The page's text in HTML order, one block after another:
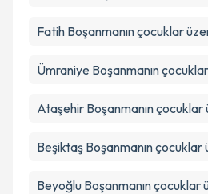
Fatih Boşanmanın çocuklar
Ümraniye Boşanmanın
Ataşehir Boşanmanın
Beşiktaş Boşanmanın
Beyoğlu Boşanmanın çocuklar